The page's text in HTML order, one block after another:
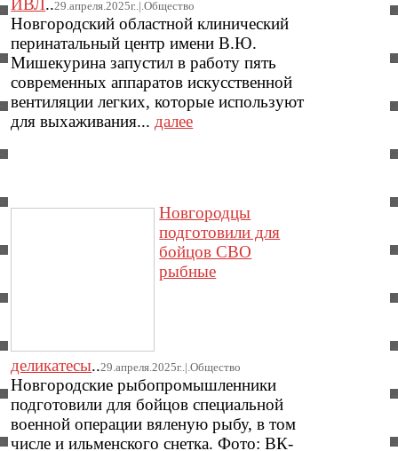
ИВЛ..29.апреля.2025г..|.Общество
Новгородский областной клинический
перинатальный центр имени В.Ю.
Мишекурина запустил в работу пять
современных аппаратов искусственной
вентиляции легких, которые используют
для выхаживания... далее
Новгородцы
подготовили для
бойцов СВО
рыбные
деликатесы..29.апреля.2025г..|.Общество
Новгородские рыбопромышленники
подготовили для бойцов специальной
военной операции вяленую рыбу, в том
числе и ильменского снетка. Фото: ВК-